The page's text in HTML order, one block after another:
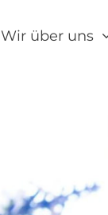
Wir über uns